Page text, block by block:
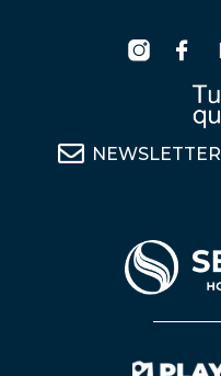
NEWSLETTER